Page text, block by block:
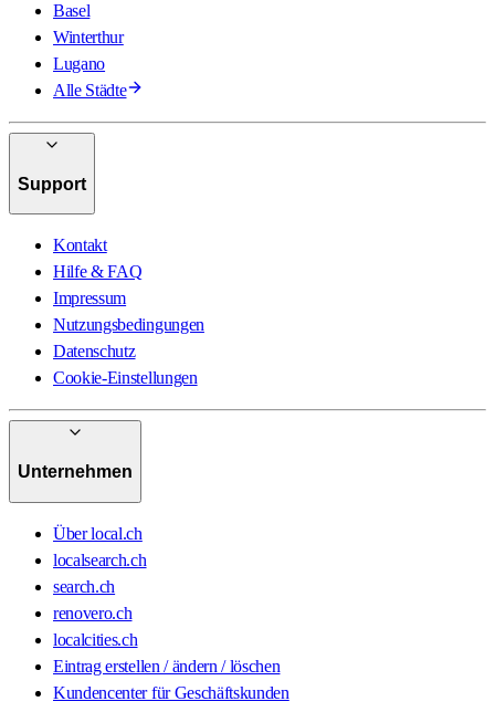
Basel
Winterthur
Lugano
Alle Städte
Support
Kontakt
Hilfe & FAQ
Impressum
Nutzungsbedingungen
Datenschutz
Cookie-Einstellungen
Unternehmen
Über local.ch
localsearch.ch
search.ch
renovero.ch
localcities.ch
Eintrag erstellen / ändern / löschen
Kundencenter für Geschäftskunden